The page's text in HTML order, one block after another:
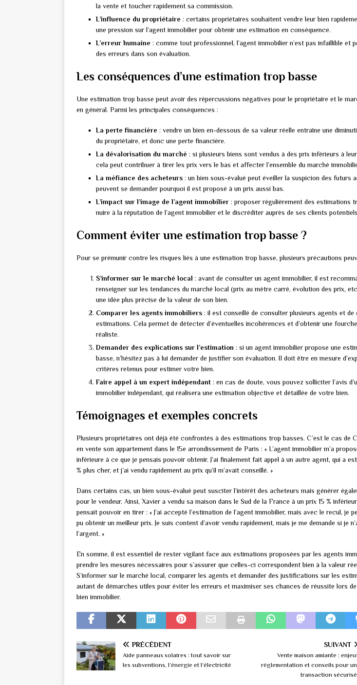
la vente et toucher rapidement sa commission.
L’influence du propriétaire : certains propriétaires souhaitent vendre leur bien
une pression sur l’agent immobilier pour obtenir une estimation en conséquence.
L’erreur humaine : comme tout professionnel, l’agent immobilier n’est pas infaillible et
des erreurs dans son évaluation.
Les conséquences d’une estimation trop basse
Une estimation trop basse peut avoir des répercussions négatives pour le propriétaire et le
en général. Parmi les principales conséquences :
La perte financière : vendre un bien en-dessous de sa valeur réelle entraîne une
du propriétaire, et donc une perte financière.
La dévalorisation du marché : si plusieurs biens sont vendus à des prix inférieurs à
cela peut contribuer à tirer les prix vers le bas et affecter l’ensemble du marché
La méfiance des acheteurs : un bien sous-évalué peut éveiller la suspicion des futurs
peuvent se demander pourquoi il est proposé à un prix aussi bas.
L’impact sur l’image de l’agent immobilier : proposer régulièrement des estimations
nuire à la réputation de l’agent immobilier et le discréditer auprès de ses clients
Comment éviter une estimation trop basse ?
Pour se prémunir contre les risques liés à une estimation trop basse, plusieurs précautions
S’informer sur le marché local : avant de consulter un agent immobilier, il est
renseigner sur les tendances du marché local (prix au mètre carré, évolution des prix,
une idée plus précise de la valeur de son bien.
Comparer les agents immobiliers : il est conseillé de consulter plusieurs agents et de
estimations. Cela permet de détecter d’éventuelles incohérences et d’obtenir une
réaliste.
Demander des explications sur l’estimation : si un agent immobilier propose une
basse, n’hésitez pas à lui demander de justifier son évaluation. Il doit être en mesure
critères retenus pour estimer votre bien.
Faire appel à un expert indépendant : en cas de doute, vous pouvez solliciter l’avis
immobilier indépendant, qui réalisera une estimation objective et détaillée de votre bien.
Témoignages et exemples concrets
Plusieurs propriétaires ont déjà été confrontés à des estimations trop basses. C’est le cas de
en vente son appartement dans le 15e arrondissement de Paris : « L’agent immobilier m’a
inférieure à ce que je pensais pouvoir obtenir. J’ai finalement fait appel à un autre agent, qui a
% plus cher, et j’ai vendu rapidement au prix qu’il m’avait conseillé. »
Dans certains cas, un bien sous-évalué peut susciter l’intérêt des acheteurs mais générer
pour le vendeur. Ainsi, Xavier a vendu sa maison dans le Sud de la France à un prix 15 % inférieur
pensait pouvoir en tirer : « J’ai accepté l’estimation de l’agent immobilier, mais avec le recul, je
pu obtenir un meilleur prix. Je suis content d’avoir vendu rapidement, mais je me demande si je
l’argent. »
En somme, il est essentiel de rester vigilant face aux estimations proposées par les agents
prendre les mesures nécessaires pour s’assurer que celles-ci correspondent bien à la valeur
S’informer sur le marché local, comparer les agents et demander des justifications sur les
autant de démarches utiles pour éviter les erreurs et maximiser ses chances de réussite lors de
bien immobilier.
PRÉCÉDENT
Aide panneaux solaires : tout savoir sur
les subventions, l’énergie et l’électricité
SUIVANT
Vente maison amiante :
réglementation et conseils pour
transaction